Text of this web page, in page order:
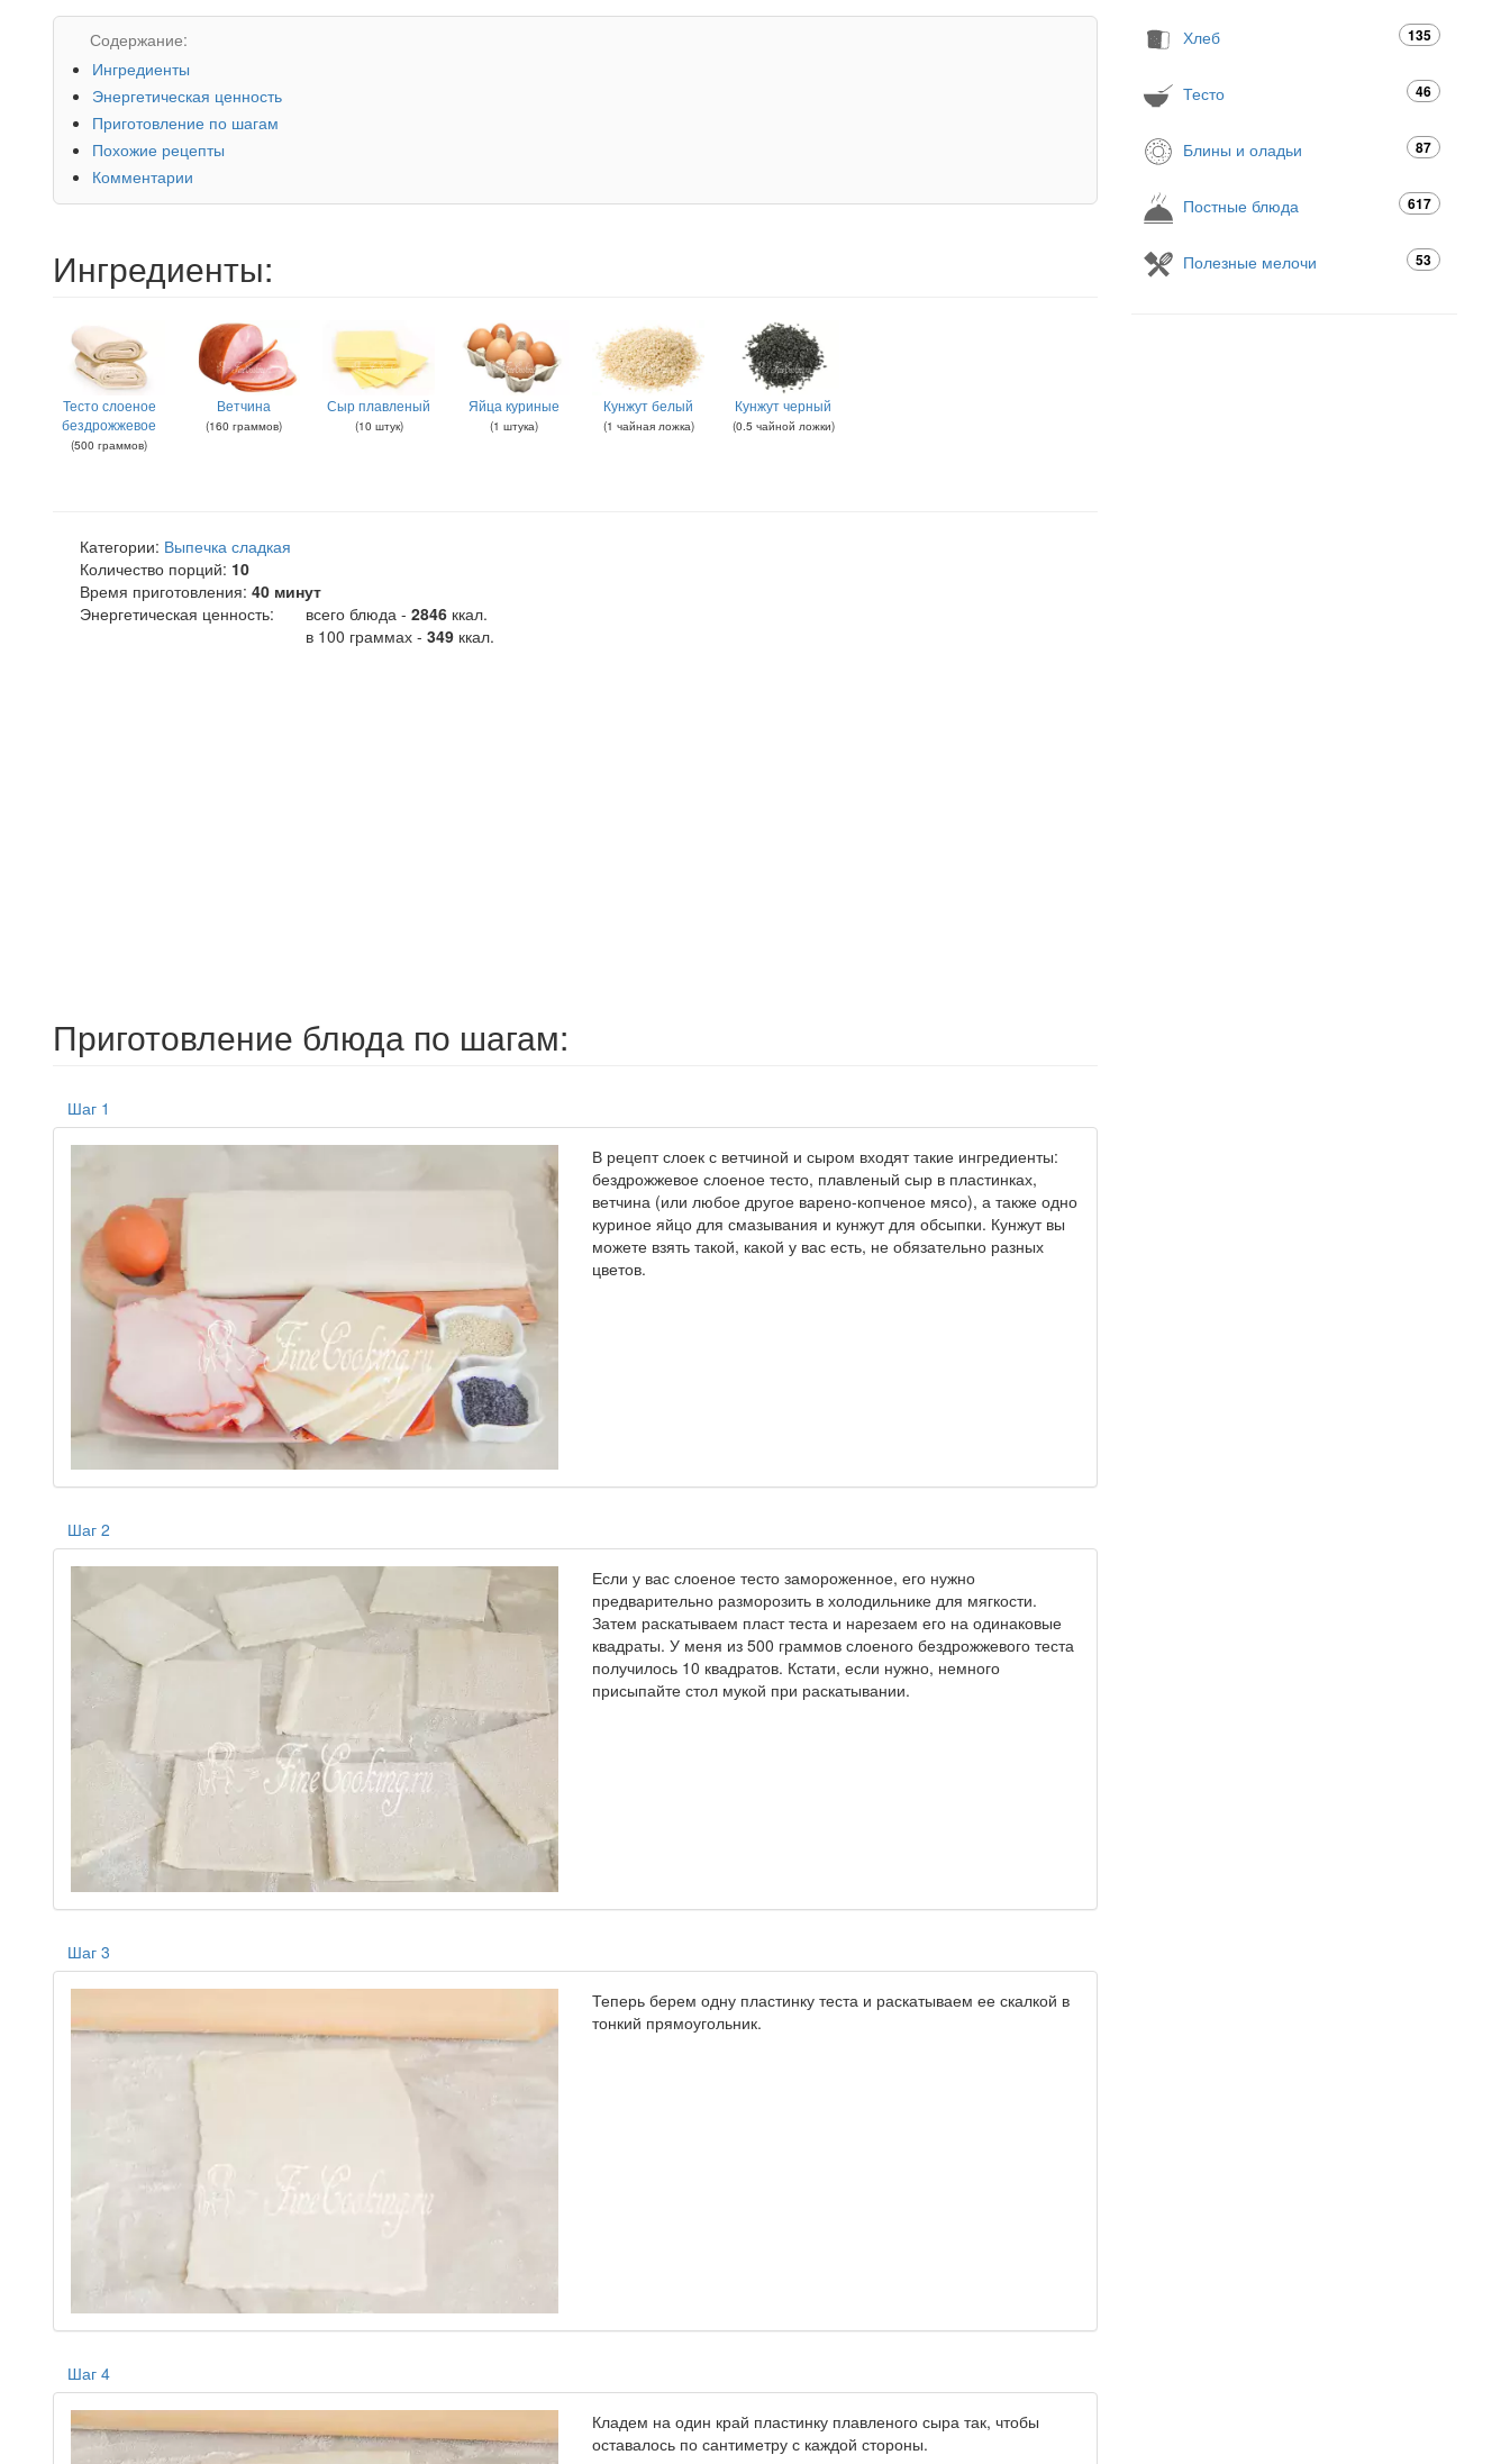
Содержание:
Ингредиенты
Энергетическая ценность
Приготовление по шагам
Похожие рецепты
Комментарии
Ингредиенты:
Тесто слоеное
бездрожжевое
(500 граммов)
Ветчина
(160 граммов)
Сыр плавленый
(10 штук)
Яйца куриные
(1 штука)
Кунжут белый
(1 чайная ложка)
Кунжут черный
(0.5 чайной ложки)
Категории: Выпечка сладкая
Количество порций: 10
Время приготовления: 40 минут
Энергетическая ценность:
всего блюда - 2846 ккал.
в 100 граммах - 349 ккал.
Приготовление блюда по шагам:
Шаг 1
В рецепт слоек с ветчиной и сыром входят такие ингредиенты:
бездрожжевое слоеное тесто, плавленый сыр в пластинках,
ветчина (или любое другое варено-копченое мясо), а также одно
куриное яйцо для смазывания и кунжут для обсыпки. Кунжут вы
можете взять такой, какой у вас есть, не обязательно разных
цветов.
Шаг 2
Если у вас слоеное тесто замороженное, его нужно
предварительно разморозить в холодильнике для мягкости.
Затем раскатываем пласт теста и нарезаем его на одинаковые
квадраты. У меня из 500 граммов слоеного бездрожжевого теста
получилось 10 квадратов. Кстати, если нужно, немного
присыпайте стол мукой при раскатывании.
Шаг 3
Теперь берем одну пластинку теста и раскатываем ее скалкой в
тонкий прямоугольник.
Шаг 4
Кладем на один край пластинку плавленого сыра так, чтобы
оставалось по сантиметру с каждой стороны.
Хлеб 135
Тесто 46
Блины и оладьи 87
Постные блюда 617
Полезные мелочи 53